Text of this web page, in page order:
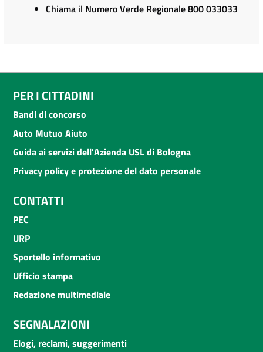
Chiama il Numero Verde Regionale 800 033033
PER I CITTADINI
Bandi di concorso
Auto Mutuo Aiuto
Guida ai servizi dell'Azienda USL di Bologna
Privacy policy e protezione del dato personale
CONTATTI
PEC
URP
Sportello informativo
Ufficio stampa
Redazione multimediale
SEGNALAZIONI
Elogi, reclami, suggerimenti